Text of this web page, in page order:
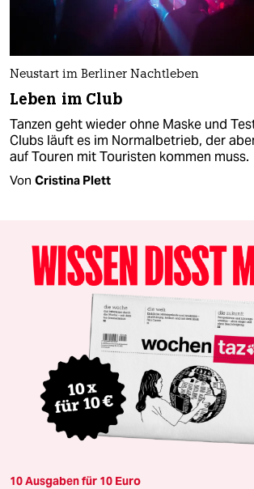
Neustart im Berliner Nachtleben
Leben im Club
Tanzen geht wieder ohne Maske und
Clubs läuft es im Normalbetrieb, der
auf Touren mit Touristen kommen muss.
Von Cristina Plett
10 Ausgaben für 10 Euro